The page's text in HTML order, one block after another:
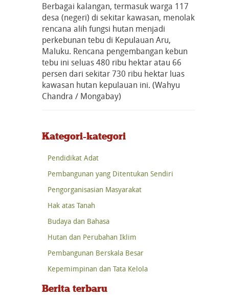
Berbagai kalangan, termasuk warga 117
desa (negeri) di sekitar kawasan, menolak
rencana alih fungsi hutan menjadi
perkebunan tebu di Kepulauan Aru,
Maluku. Rencana pengembangan kebun
tebu ini seluas 480 ribu hektar atau 66
persen dari sekitar 730 ribu hektar luas
kawasan hutan kepulauan ini. (Wahyu
Chandra / Mongabay)
Kategori-kategori
Pendidikat Adat
Pembangunan yang Ditentukan Sendiri
Pengorganisasian Masyarakat
Hak atas Tanah
Budaya dan Bahasa
Hutan dan Perubahan Iklim
Pembangunan Berskala Besar
Kepemimpinan dan Tata Kelola
Berita terbaru